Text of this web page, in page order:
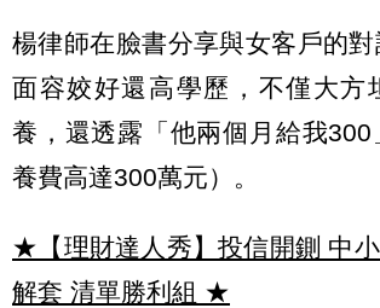
楊律師在臉書分享與女客戶的
面容姣好還高學歷，不僅大方
養，還透露「他兩個月給我
養費高達300萬元）。
★【理財達人秀】投信開鍘 中
解套 清單勝利組 ★